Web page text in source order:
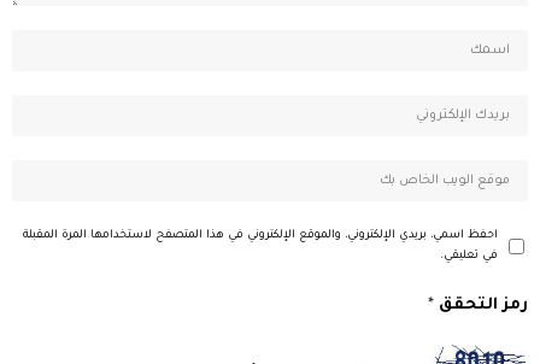
احفظ اسمي، بريدي الإلكتروني، والموقع الإلكتروني في هذا المتصفح لاستخدامها المرة المقبلة
في تعليقي.
رمز التحقق *